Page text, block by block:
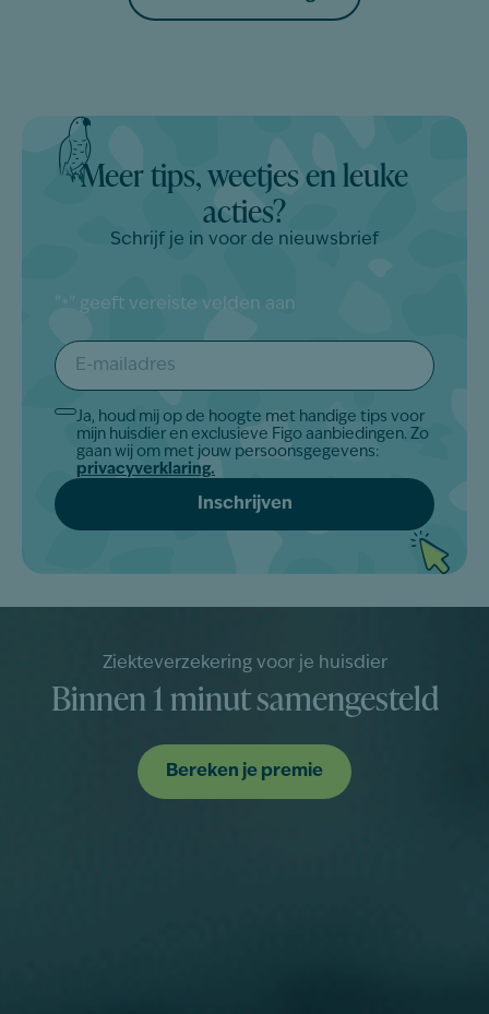
Meer tips, weetjes en leuke
acties?
Schrijf je in voor de nieuwsbrief
" * " geeft vereiste velden aan
E-
mailadres
*
Akkoord
Ja, houd mij op de hoogte met handige tips voor
mijn huisdier en exclusieve Figo aanbiedingen. Zo
gaan wij om met jouw persoonsgegevens:
privacyverklaring.
Ziekteverzekering voor je huisdier
Binnen 1 minut samengesteld
Bereken je premie